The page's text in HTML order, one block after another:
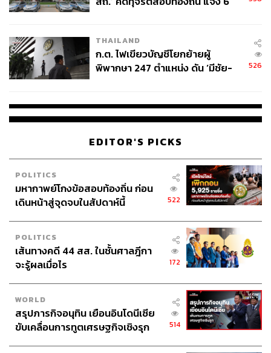
คุ้มครองแรงงานฉบับเซียอย่างต่อเนื่อง​ โดยเฉพาะ กรวีร์
เป็น ‘ลูกกวาดอาบยาพิษ’
แม้กรวีร์จะมองว่าทุกพรรคการเมืองเห็นไม่ต่างกัน เราอยาก
จะเพิ่มการคุ้มครองสิทธิ อยากเห็นสวัสดิการของแรงงานที่ดี
กรวีร์กล่าวว่า เราอยู่ในระบอบประชาธิปไตย เราอยู่ในระบบ
เศรษฐกิจแบบทุนนิยม เสรีนิยม รัฐมีหน้าที่ในการสนับสนุน ใน
การกำกับดูแลเพื่อที่จะให้หน่วยงานต่างๆ ขับเคลื่อนและเดิน
ไปตามกลไกของตลาด เราไม่ได้อยู่ในระบบสังคมนิยมที่รัฐ
นั้นเป็นเจ้าของ และเป็นผู้รับผิดชอบผลกำไรหรือขาดทุนของ
การผลิตทั้งหมดอยู่แต่เพียงรัฐเดียว
กรวีร์ชี้แจงว่า จากที่ฟังการนำเสนอทั้งหมดแล้ว อาจฟังแล้วดู
ดีเป็นประโยชน์กับลูกจ้างทั้งประเทศ แต่ข้อกังวลคือสิ่งเหล่านี้
อาจเป็น ‘ลูกกวาดที่อาบยาพิษ’ เพราะหากมีกฎหมายฉบับนี้
อะไรจะเกิดขึ้นกับผู้ประกอบการรายเล็กรายน้อย SMEs ซึ่ง
ปฏิเสธไม่ได้เลยว่า เมื่อมาตรการเหล่านี้ออกมาจะเป็นภาระ
และค่าใช้จ่ายที่เพิ่มขึ้น ถ้าผู้ประกอบการไปต่อไม่ไหวแล้วถ้า
เขาต้องปิดกิจการ และหากว่ากิจการเสียหายแล้วไม่สามารถ
ที่จะจ้างแรงงานได้เลยแม้แต่คนเดียว กรณีวีร์ตั้งคำถามว่า
‘อะไรจะเกิดขึ้น’
THAILAND
ก.ต. ไฟเขียวบัญชีโยกย้ายผู้
พิพากษา 247 ตำแหน่ง ดัน ‘มีชัย-
526
EDITOR'S PICKS
POLITICS
มหากาพย์โกงข้อสอบท้องถิ่น ก่อน
เดินหน้าสู่จุดจบในสัปดาห์นี้
522
POLITICS
เส้นทางคดี 44 สส. ในชั้นศาลฎีกา
จะรู้ผลเมื่อไร
172
WORLD
สรุปภารกิจอนุทิน เยือนอินโดนีเซีย
ขับเคลื่อนการทูตเศรษฐกิจเชิงรุก
514